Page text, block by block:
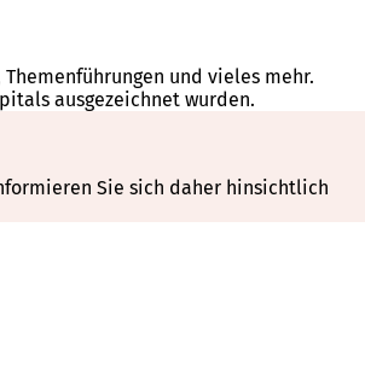
und vieles mehr.
ausgezeichnet wurden.
Sie sich daher hinsichtlich